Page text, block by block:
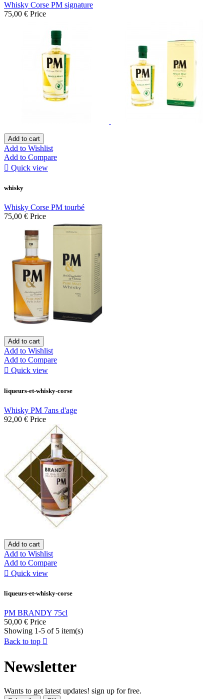
Whisky Corse PM signature
75,00 € Price
Add to cart
Add to Wishlist
Add to Compare
 Quick view
whisky
Whisky Corse PM tourbé
75,00 € Price
Add to cart
Add to Wishlist
Add to Compare
 Quick view
liqueurs-et-whisky-corse
Whisky PM 7ans d'age
92,00 € Price
Add to cart
Add to Wishlist
Add to Compare
 Quick view
liqueurs-et-whisky-corse
PM BRANDY 75cl
50,00 € Price
Showing 1-5 of 5 item(s)
Back to top 
Newsletter
Wants to get latest updates! sign up for free.